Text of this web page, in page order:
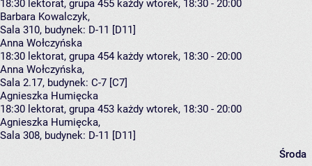
18:30 lektorat, grupa 455 każdy wtorek, 18:30 - 20:00
Barbara Kowalczyk,
Sala 310, budynek: D-11 [D11]
Anna Wołczyńska
18:30 lektorat, grupa 454 każdy wtorek, 18:30 - 20:00
Anna Wołczyńska,
Sala 2.17, budynek: C-7 [C7]
Agnieszka Humięcka
18:30 lektorat, grupa 453 każdy wtorek, 18:30 - 20:00
Agnieszka Humięcka,
Sala 308, budynek: D-11 [D11]
Środa